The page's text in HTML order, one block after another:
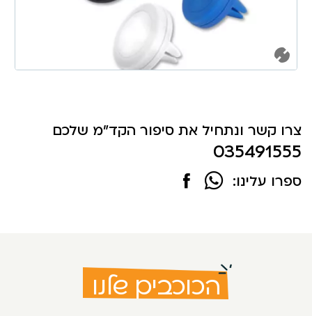
צרו קשר ונתחיל את סיפור הקד"מ שלכם
035491555
ספרו עלינו:
הכוכבים שלנו